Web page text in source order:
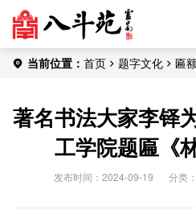
当前位置： 首页 题字文化 匾
著名书法大家李铎
工学院题匾《
发布时间：2024-09-19 分类：